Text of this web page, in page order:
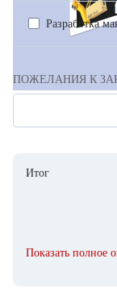
Разработка
ПОЖЕЛАНИЯ К
Итог
Показать полное